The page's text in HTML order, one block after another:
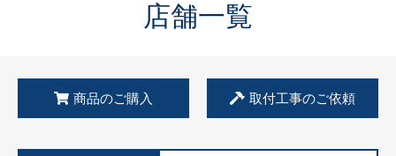
店舗一覧
商品のご購入 取付工事のご依頼